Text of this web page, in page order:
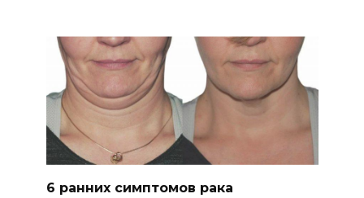
6 ранних симптомов рака